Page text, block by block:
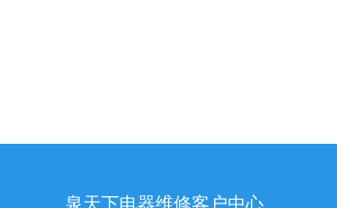
泉天下电器维修客户中心